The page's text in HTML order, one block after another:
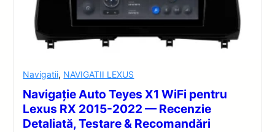
Navigatii, NAVIGATII LEXUS
Navigație Auto Teyes X1 WiFi pentru
Lexus RX 2015-2022 — Recenzie
Detaliată, Testare & Recomandări